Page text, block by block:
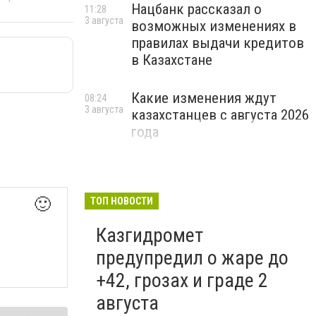
🙂
Нацбанк рассказал о
возможных изменениях в
правилах выдачи кредитов
в Казахстане
11:28
3 августа
Какие изменения ждут
казахстанцев с августа 2026
года
08:24
3 августа
ТОП НОВОСТИ
Казгидромет
предупредил о жаре до
+42, грозах и граде 2
августа